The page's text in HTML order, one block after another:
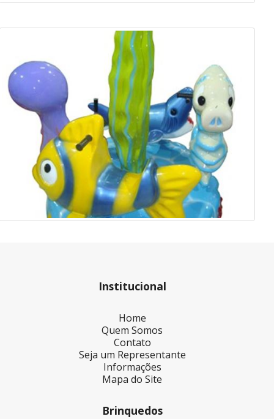
Institucional
Home
Quem Somos
Contato
Seja um Representante
Informações
Mapa do Site
Brinquedos